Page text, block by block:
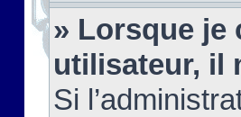
» Lorsque je
utilisateur, il
Si